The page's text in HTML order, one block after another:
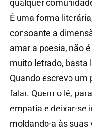
qualquer
É uma forma
consoante a
amar a poesia, não
muito letrado, basta
Quando escrevo um
falar. Quem o lê,
empatia e deixar-se
moldando-a às suas